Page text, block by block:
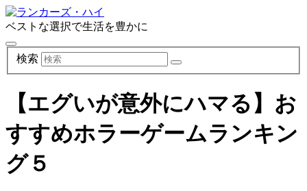
ベストな選択で生活を豊かに
検索
【エグいが意外にハマる】お
すすめホラーゲームランキン
グ５